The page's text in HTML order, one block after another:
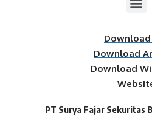
Download
Download
Download
PT Surya Fajar Sekuritas